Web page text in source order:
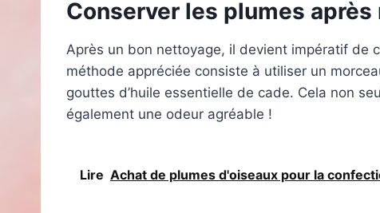
Conserver les plumes
Après un bon nettoyage, il devient impératif de
méthode appréciée consiste à utiliser un
gouttes d’huile essentielle de cade. Cela non
également une odeur agréable !
Lire Achat de plumes d'oiseaux pour la